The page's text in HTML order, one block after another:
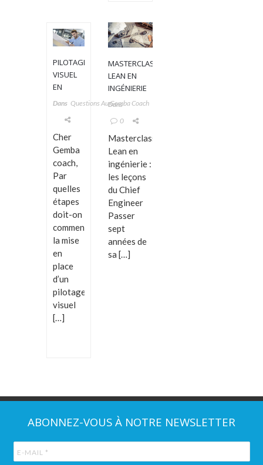
PILOTAGE
VISUEL
EN
DÉVELOPPEMENT
Dans Questions Au Gemba Coach
Cher
Gemba
coach,
Par
quelles
étapes
doit-on
commencer
la mise
en
place
d’un
pilotage
visuel
[…]
MASTERCLASS
LEAN EN
INGÉNIERIE
ANIMÉE PAR
SOULIÉ
Dans
0
Masterclass
Lean en
ingénierie :
les leçons
du Chief
Engineer
Passer
sept
années de
sa […]
ABONNEZ-VOUS À NOTRE NEWSLETTER